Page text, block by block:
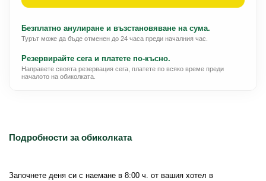
Подробности за обиколката
Започнете деня си с наемане в 8:00 ч. от вашия хотел в
Безплатно анулиране и възстановяване на сума.
Турът може да бъде отменен до 24 часа преди началния час.
Резервирайте сега и платете по-късно.
Направете своята резервация сега, платете по всяко време преди
началото на обиколката.